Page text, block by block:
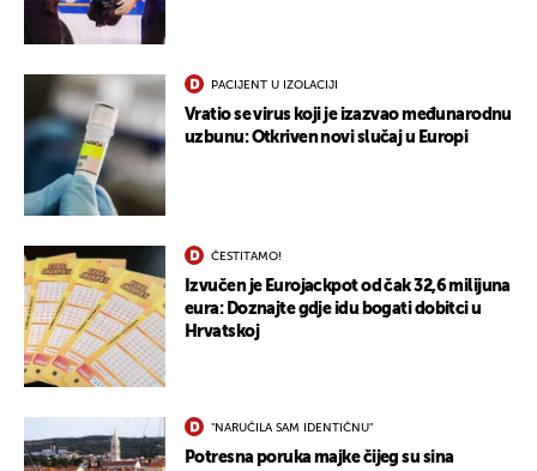
PACIJENT U IZOLACIJI
Vratio se virus koji je izazvao međunarodnu
uzbunu: Otkriven novi slučaj u Europi
ČESTITAMO!
Izvučen je Eurojackpot od čak 32,6 milijuna
eura: Doznajte gdje idu bogati dobitci u
Hrvatskoj
"NARUČILA SAM IDENTIČNU"
Potresna poruka majke čijeg su sina